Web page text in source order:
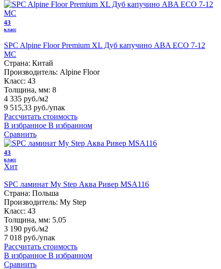
43
класс
SPC Alpine Floor Premium XL Дуб капучино ABA ECO 7-12
MC
Страна: Китай
Производитель: Alpine Floor
Класс: 43
Толщина, мм: 8
4 335 руб./м2
9 515,33 руб./упак
Рассчитать стоимость
В избранное В избранном
Сравнить
43
класс
Хит
SPC ламинат My Step Аква Ривер MSA116
Страна: Польша
Производитель: My Step
Класс: 43
Толщина, мм: 5.05
3 190 руб./м2
7 018 руб./упак
Рассчитать стоимость
В избранное В избранном
Сравнить